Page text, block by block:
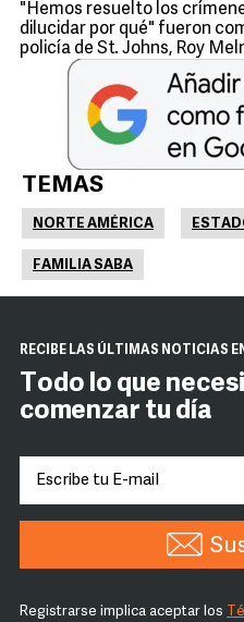
"Hemos resuelto los
dilucidar por qué" fueron
policía de St. Johns, Roy
TEMAS
NORTE AMÉRICA
FAMILIA SABA
RECIBE LAS ÚLTIMAS NOTICIAS
Todo lo que
comenzar tu día
Registrarse implica aceptar los